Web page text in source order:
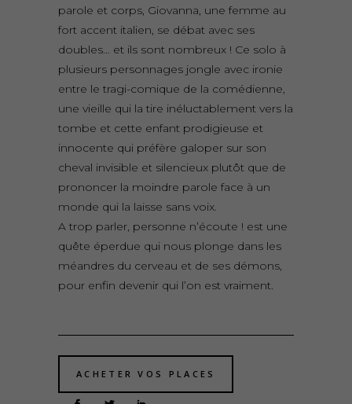
parole et corps, Giovanna, une femme au
fort accent italien, se débat avec ses
doubles… et ils sont nombreux ! Ce solo à
plusieurs personnages jongle avec ironie
entre le tragi-comique de la comédienne,
une vieille qui la tire inéluctablement vers la
tombe et cette enfant prodigieuse et
innocente qui préfère galoper sur son
cheval invisible et silencieux plutôt que de
prononcer la moindre parole face à un
monde qui la laisse sans voix.
A trop parler, personne n’écoute ! est une
quête éperdue qui nous plonge dans les
méandres du cerveau et de ses démons,
pour enfin devenir qui l’on est vraiment.
ACHETER VOS PLACES